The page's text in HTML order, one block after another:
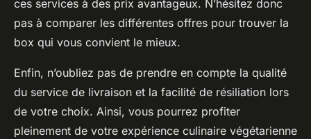
ces services à des prix avantageux. N’hésitez donc
pas à comparer les différentes offres pour trouver la
box qui vous convient le mieux.
Enfin, n’oubliez pas de prendre en compte la qualité
du service de livraison et la facilité de résiliation lors
de votre choix. Ainsi, vous pourrez profiter
pleinement de votre expérience culinaire végétarienne